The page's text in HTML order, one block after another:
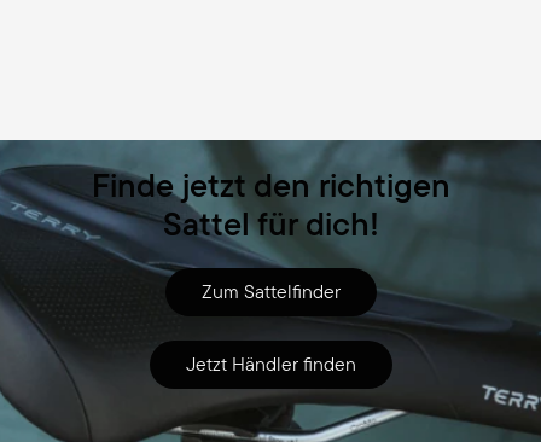
Finde jetzt den richtigen
Sattel für dich!
Zum Sattelfinder
Jetzt Händler finden